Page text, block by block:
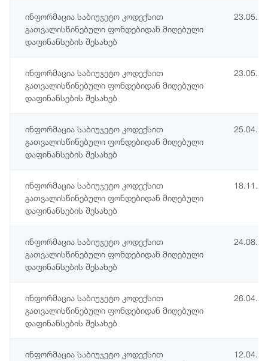
ინფორმაცია საბიუჯეტო კოდექსით
გათვალისწინებული ფონდებიდან მიღებული
დაფინანსების შესახებ
ინფორმაცია საბიუჯეტო კოდექსით
გათვალისწინებული ფონდებიდან მიღებული
დაფინანსების შესახებ
ინფორმაცია საბიუჯეტო კოდექსით
გათვალისწინებული ფონდებიდან მიღებული
დაფინანსების შესახებ
ინფორმაცია საბიუჯეტო კოდექსით
გათვალისწინებული ფონდებიდან მიღებული
დაფინანსების შესახებ
ინფორმაცია საბიუჯეტო კოდექსით
გათვალისწინებული ფონდებიდან მიღებული
დაფინანსების შესახებ
ინფორმაცია საბიუჯეტო კოდექსით
გათვალისწინებული ფონდებიდან მიღებული
დაფინანსების შესახებ
ინფორმაცია საბიუჯეტო კოდექსით